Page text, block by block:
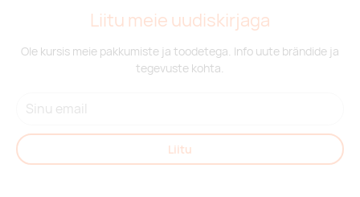
Liitu meie uudiskirjaga
Ole kursis meie pakkumiste ja toodetega. Info uute brändide ja
tegevuste kohta.
Liitu